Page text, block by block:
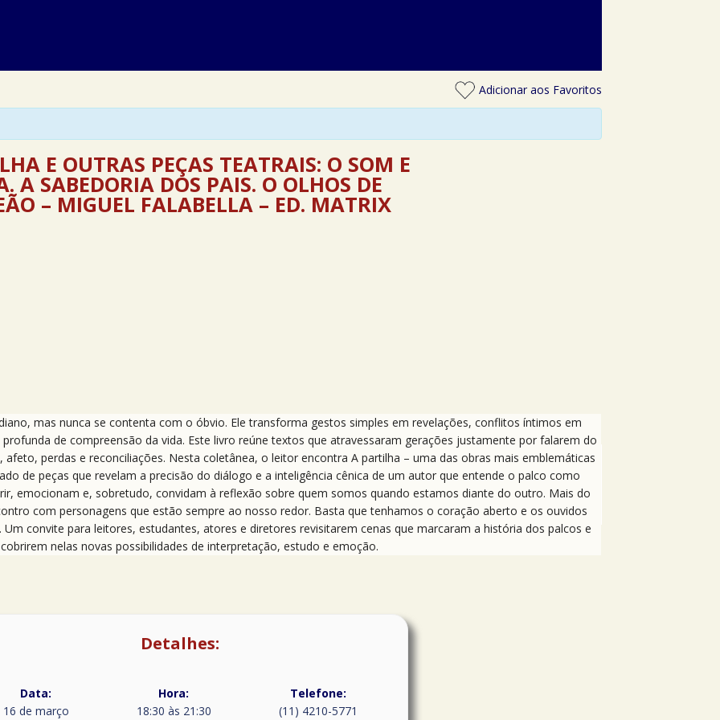
Adicionar aos Favoritos
E OUTRAS PEÇAS TEATRAIS: O SOM E
A SABEDORIA DOS PAIS. O OLHOS DE
– MIGUEL FALABELLA – ED. MATRIX
mas nunca se contenta com o óbvio. Ele transforma gestos simples em revelações, conflitos íntimos em
de compreensão da vida. Este livro reúne textos que atravessaram gerações justamente por falarem do
perdas e reconciliações. Nesta coletânea, o leitor encontra A partilha – uma das obras mais emblemáticas
de peças que revelam a precisão do diálogo e a inteligência cênica de um autor que entende o palco como
emocionam e, sobretudo, convidam à reflexão sobre quem somos quando estamos diante do outro. Mais do
com personagens que estão sempre ao nosso redor. Basta que tenhamos o coração aberto e os ouvidos
convite para leitores, estudantes, atores e diretores revisitarem cenas que marcaram a história dos palcos e
nelas novas possibilidades de interpretação, estudo e emoção.
Detalhes:
Data:
16 de março
Hora:
18:30 às 21:30
Telefone:
(11) 4210-5771